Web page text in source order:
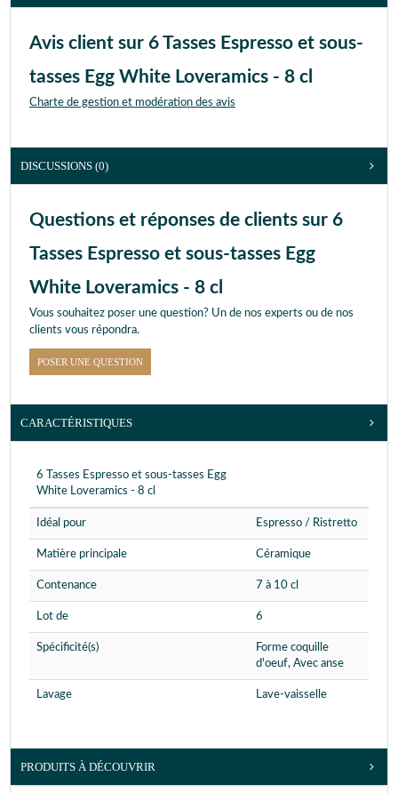
Avis client sur 6 Tasses Espresso et sous-
tasses Egg White Loveramics - 8 cl
Charte de gestion et modération des avis
DISCUSSIONS (0)
Questions et réponses de clients sur 6
Tasses Espresso et sous-tasses Egg
White Loveramics - 8 cl
Vous souhaitez poser une question? Un de nos experts ou de nos
clients vous répondra.
POSER UNE QUESTION
CARACTÉRISTIQUES
6 Tasses Espresso et sous-tasses Egg
White Loveramics - 8 cl
Idéal pour Espresso / Ristretto
Matière principale Céramique
Contenance 7 à 10 cl
Lot de 6
Spécificité(s)
Forme coquille
d'oeuf, Avec anse
Lavage Lave-vaisselle
PRODUITS À DÉCOUVRIR